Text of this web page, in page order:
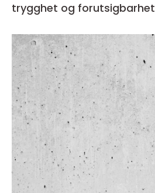
trygghet og forutsigbarhet